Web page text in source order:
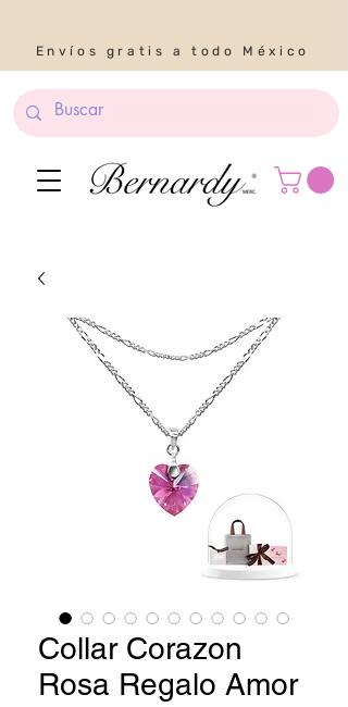
Envíos gratis a todo México
Collar Corazon
Rosa Regalo Amor